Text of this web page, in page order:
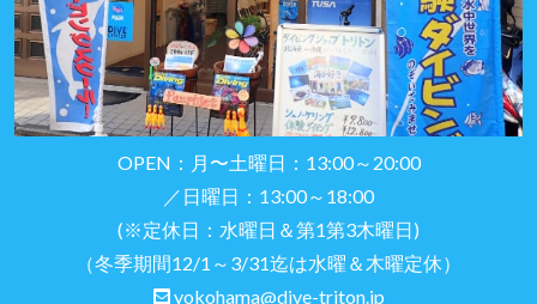
OPEN：月〜土曜日：13:00～20:00
／日曜日：13:00～18:00
(※定休日：水曜日＆第1第3木曜日)
（冬季期間12/1～3/31迄は水曜＆木曜定休）
yokohama@dive-triton.jp